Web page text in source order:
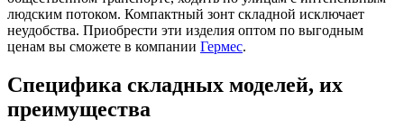
людским потоком. Компактный зонт складной исключает
неудобства. Приобрести эти изделия оптом по выгодным
ценам вы сможете в компании Гермес.
Специфика складных моделей, их
преимущества